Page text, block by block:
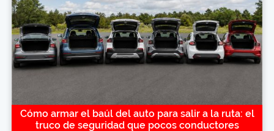
Cómo armar el baúl del auto para salir a la ruta: el
truco de seguridad que pocos conductores